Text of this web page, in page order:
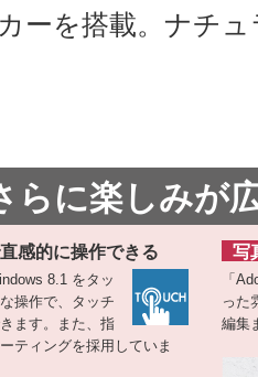
ーを搭載。ナチ
らに楽しみが
写
「
った
編集
感的に操作できる
8.1 をタッ
操作で、タッチ
ます。また、指
ティングを採用していま